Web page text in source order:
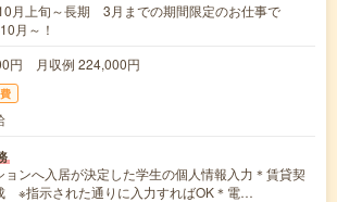
月上旬～長期 3月までの期間限定のお仕事で
月～！
円 月収例 224,000円
ョンへ入居が決定した学生の個人情報入力＊賃貸契
※指示された通りに入力すればOK＊電…